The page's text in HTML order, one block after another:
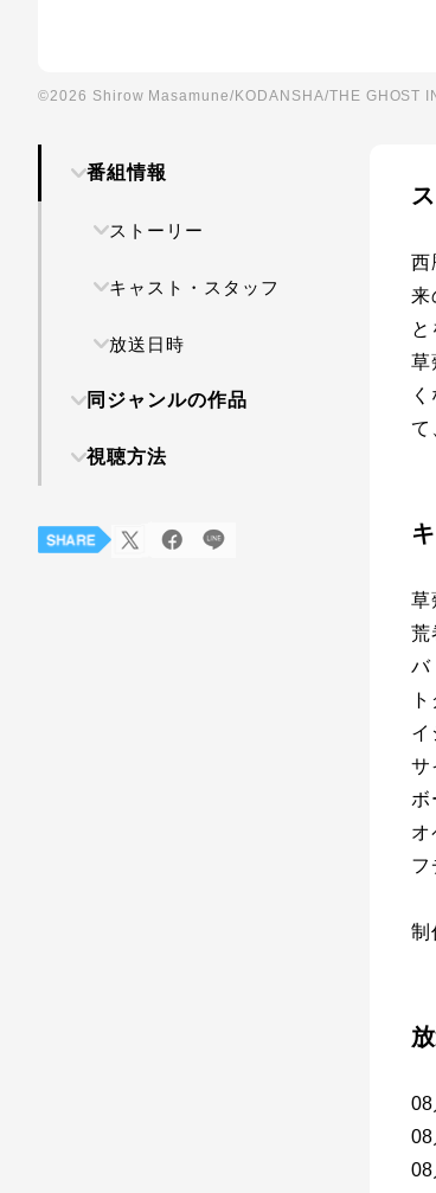
©2026 Shirow Masamune/KODANSHA/THE GHOST
番組情報
ストーリー
キャスト・スタッフ
放送日時
同ジャンルの作品
視聴方法
西
来
草
て
草
荒
バ
イ
サ
ボ
オ
フ
制
08
08
08